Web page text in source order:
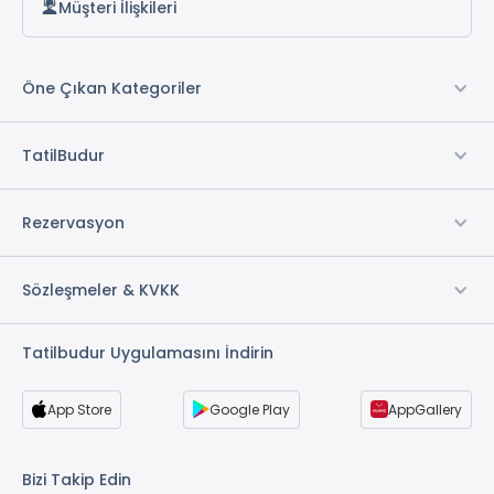
Müşteri İlişkileri
Öne Çıkan Kategoriler
TatilBudur
Rezervasyon
Sözleşmeler & KVKK
Tatilbudur Uygulamasını İndirin
App Store Google Play AppGallery
Bizi Takip Edin